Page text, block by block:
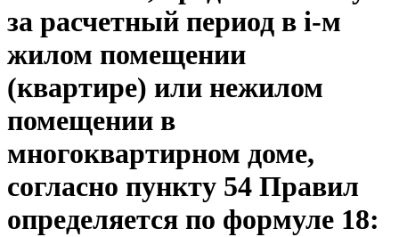
за расчетный период в i-м
жилом помещении
(квартире) или нежилом
помещении в
многоквартирном доме,
согласно пункту 54 Правил
определяется по формуле 18: